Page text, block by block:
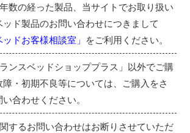
数の経った製品、当サイトでお取り扱い
ド製品のお問い合わせにつきまして
ッドお客様相談室」 をご利用ください。
ンスベッドショッププラス」以外でご購
障・初期不良等については、ご購入をさ
合わせください。
するお問い合わせはお断りさせていただ